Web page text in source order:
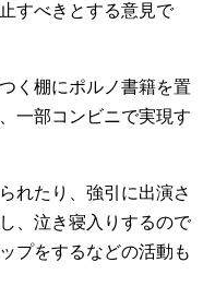
すべきとする意見で
く棚にポルノ書籍を置
一部コンビニで実現す
れたり、強引に出演さ
、泣き寝入りするので
プをするなどの活動も